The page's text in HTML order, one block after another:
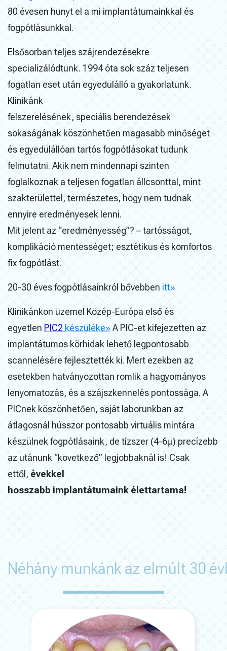
80 évesen hunyt el a mi implantátumainkkal és
fogpótlásunkkal.
Elsősorban teljes szájrendezésekre
specializálódtunk. 1994 óta sok száz teljesen
fogatlan eset után egyedülálló a gyakorlatunk.
Klinikánk
felszerelésének, speciális berendezések
sokaságának köszönhetően magasabb minőséget
és egyedülállóan tartós fogpótlásokat tudunk
felmutatni. Akik nem mindennapi szinten
foglalkoznak a teljesen fogatlan állcsonttal, mint
szakterülettel, természetes, hogy nem tudnak
ennyire eredményesek lenni.
Mit jelent az “eredményesség”? – tartósságot,
komplikáció mentességet; esztétikus és komfortos
fix fogpótlást.
20-30 éves fogpótlásainkról bővebben itt»
Klinikánkon üzemel Közép-Európa első és
egyetlen PIC2 készüléke» A PIC-et kifejezetten az
implantátumos körhidak lehető legpontosabb
scannelésére fejlesztették ki. Mert ezekben az
esetekben hatványozottan romlik a hagyományos
lenyomatozás, és a szájszkennelés pontossága. A
PICnek köszönhetően, saját laborunkban az
átlagosnál hússzor pontosabb virtuális mintára
készülnek fogpótlásaink, de tízszer (4-6μ) precízebb
az utánunk “következő” legjobbaknál is! Csak
ettől, évekkel
hosszabb implantátumaink élettartama!
Néhány munkánk az elmúlt 30